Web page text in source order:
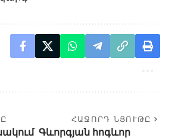
ՀԱՋՈՐԴ ՆՅՈՒԹԸ
Գևորգյան հոգևոր